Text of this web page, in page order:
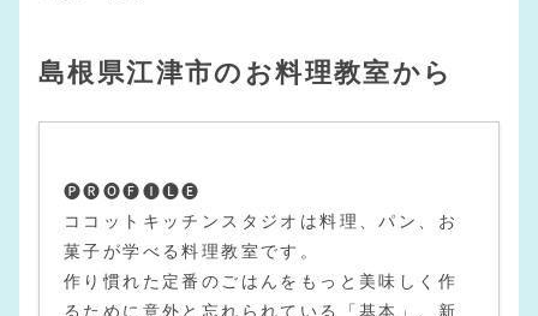
島根県江津市のお料理教室から
🅟🅡🅞🅕🅘🅛🅔
ココットキッチンスタジオは料理、パン、お
菓子が学べる料理教室です。
作り慣れた定番のごはんをもっと美味しく作
るために意外と忘れられている「基本」、新